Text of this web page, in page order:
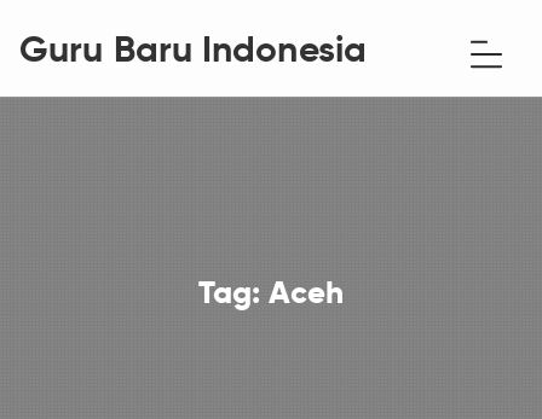
Guru Baru Indonesia
Tag:Aceh